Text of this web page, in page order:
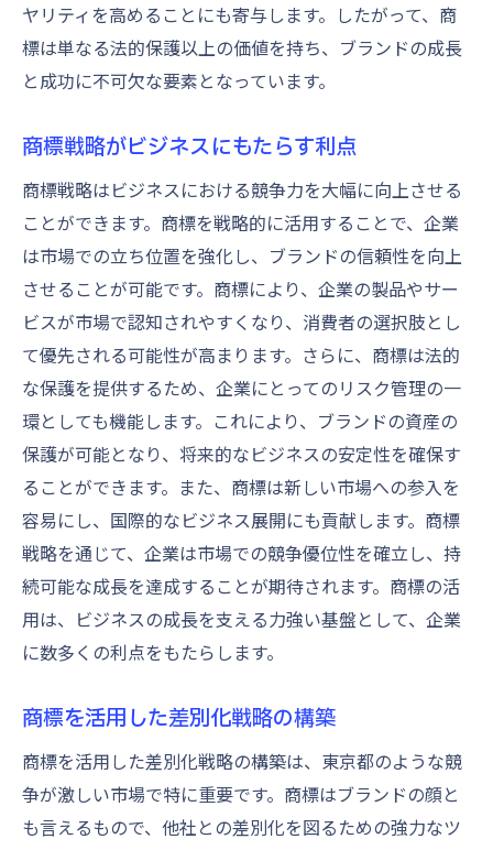
ヤリティを高めることにも寄与します。したがって、商
標は単なる法的保護以上の価値を持ち、ブランドの成長
と成功に不可欠な要素となっています。
商標戦略がビジネスにもたらす利点
商標戦略はビジネスにおける競争力を大幅に向上させる
ことができます。商標を戦略的に活用することで、企業
は市場での立ち位置を強化し、ブランドの信頼性を向上
させることが可能です。商標により、企業の製品やサー
ビスが市場で認知されやすくなり、消費者の選択肢とし
て優先される可能性が高まります。さらに、商標は法的
な保護を提供するため、企業にとってのリスク管理の一
環としても機能します。これにより、ブランドの資産の
保護が可能となり、将来的なビジネスの安定性を確保す
ることができます。また、商標は新しい市場への参入を
容易にし、国際的なビジネス展開にも貢献します。商標
戦略を通じて、企業は市場での競争優位性を確立し、持
続可能な成長を達成することが期待されます。商標の活
用は、ビジネスの成長を支える力強い基盤として、企業
に数多くの利点をもたらします。
商標を活用した差別化戦略の構築
商標を活用した差別化戦略の構築は、東京都のような競
争が激しい市場で特に重要です。商標はブランドの顔と
も言えるもので、他社との差別化を図るための強力なツ